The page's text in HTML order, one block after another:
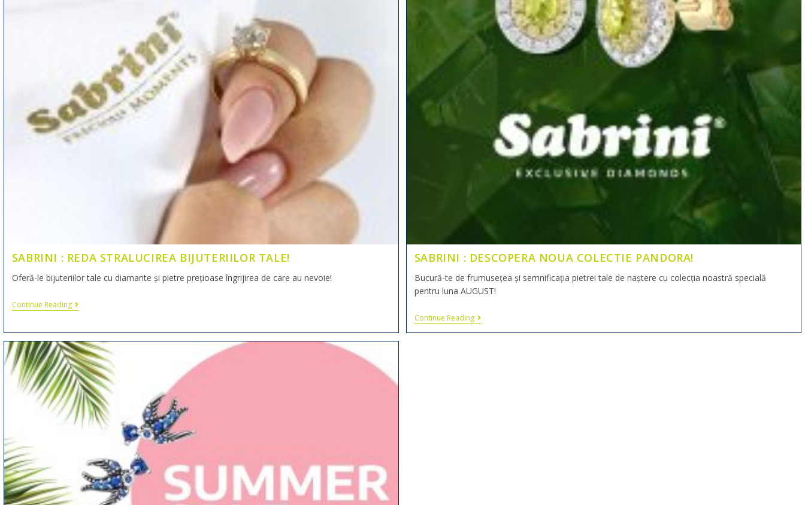
SABRINI : REDA STRALUCIREA BIJUTERIILOR TALE!
Oferă-le bijuteriilor tale cu diamante și pietre prețioase îngrijirea de care au nevoie!
Continue Reading
SABRINI : DESCOPERA NOUA COLECTIE PANDORA!
Bucură-te de frumusețea și semnificația pietrei tale de naștere cu colecția noastră specială
pentru luna AUGUST!
Continue Reading